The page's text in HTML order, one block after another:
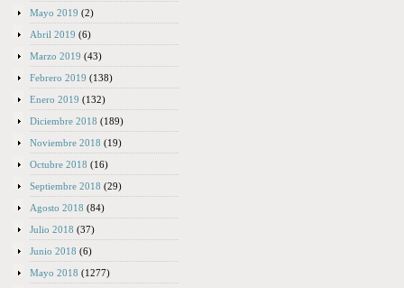
Mayo 2019 (2)
Abril 2019 (6)
Marzo 2019 (43)
Febrero 2019 (138)
Enero 2019 (132)
Diciembre 2018 (189)
Noviembre 2018 (19)
Octubre 2018 (16)
Septiembre 2018 (29)
Agosto 2018 (84)
Julio 2018 (37)
Junio 2018 (6)
Mayo 2018 (1277)